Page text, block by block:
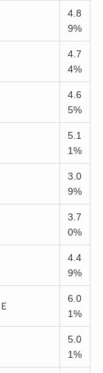
4.8
9%
4.7
4%
4.6
5%
5.1
1%
3.0
9%
3.7
0%
4.4
9%
6.0
1%
5.0
1%